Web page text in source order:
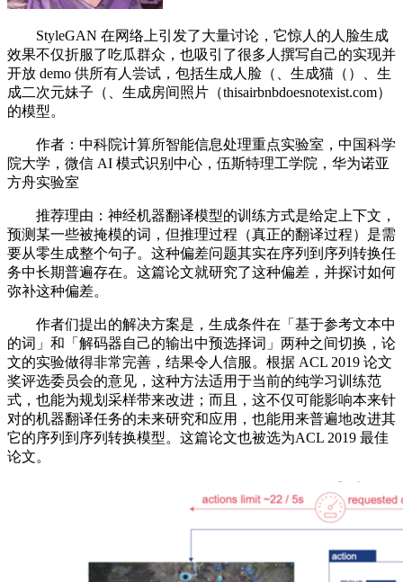
StyleGAN 在网络上引发了大量讨论，它惊人的人脸生成
效果不仅折服了吃瓜群众，也吸引了很多人撰写自己的实现并
开放 demo 供所有人尝试，包括生成人脸（、生成猫（）、生
成二次元妹子（、生成房间照片（thisairbnbdoesnotexist.com）
的模型。
作者：中科院计算所智能信息处理重点实验室，中国科学
院大学，微信 AI 模式识别中心，伍斯特理工学院，华为诺亚
方舟实验室
推荐理由：神经机器翻译模型的训练方式是给定上下文，
预测某一些被掩模的词，但推理过程（真正的翻译过程）是需
要从零生成整个句子。这种偏差问题其实在序列到序列转换任
务中长期普遍存在。这篇论文就研究了这种偏差，并探讨如何
弥补这种偏差。
作者们提出的解决方案是，生成条件在「基于参考文本中
的词」和「解码器自己的输出中预选择词」两种之间切换，论
文的实验做得非常完善，结果令人信服。根据 ACL 2019 论文
奖评选委员会的意见，这种方法适用于当前的纯学习训练范
式，也能为规划采样带来改进；而且，这不仅可能影响本来针
对的机器翻译任务的未来研究和应用，也能用来普遍地改进其
它的序列到序列转换模型。这篇论文也被选为ACL 2019 最佳
论文。